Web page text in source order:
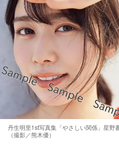
丹生明里1st写真集「やさしい関係」星野
（撮影／熊木優）